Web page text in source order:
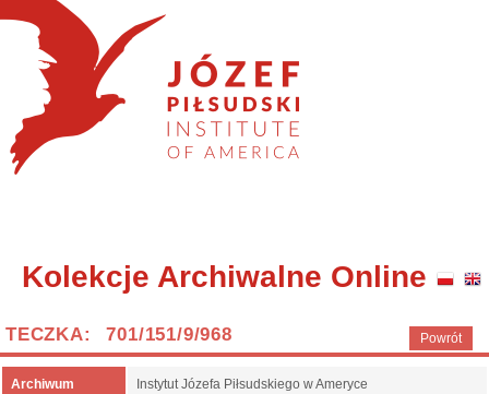
Kolekcje Archiwalne Online
Powrót
TECZKA: 701/151/9/968
Archiwum Instytut Józefa Piłsudskiego w Ameryce